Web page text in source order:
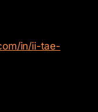
in/ii-tae-